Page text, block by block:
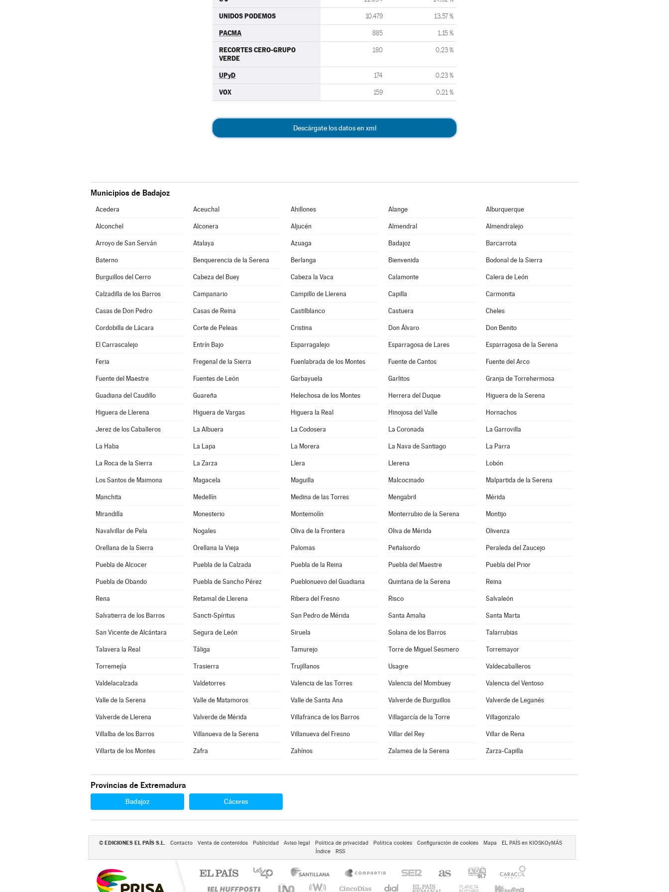
UNIDOS PODEMOS 10.479 13,57 %
PACMA 885 1,15 %
RECORTES CERO-GRUPO
VERDE
180 0,23 %
UPyD 174 0,23 %
VOX 159 0,21 %
Descárgate los datos en xml
Municipios de Badajoz
Acedera Aceuchal Ahillones Alange Alburquerque
Alconchel Alconera Aljucén Almendral Almendralejo
Arroyo de San Serván Atalaya Azuaga Badajoz Barcarrota
Baterno Benquerencia de la Serena Berlanga Bienvenida Bodonal de la Sierra
Burguillos del Cerro Cabeza del Buey Cabeza la Vaca Calamonte Calera de León
Calzadilla de los Barros Campanario Campillo de Llerena Capilla Carmonita
Casas de Don Pedro Casas de Reina Castilblanco Castuera Cheles
Cordobilla de Lácara Corte de Peleas Cristina Don Álvaro Don Benito
El Carrascalejo Entrín Bajo Esparragalejo Esparragosa de Lares Esparragosa de la Serena
Feria Fregenal de la Sierra Fuenlabrada de los Montes Fuente de Cantos Fuente del Arco
Fuente del Maestre Fuentes de León Garbayuela Garlitos Granja de Torrehermosa
Guadiana del Caudillo Guareña Helechosa de los Montes Herrera del Duque Higuera de la Serena
Higuera de Llerena Higuera de Vargas Higuera la Real Hinojosa del Valle Hornachos
Jerez de los Caballeros La Albuera La Codosera La Coronada La Garrovilla
La Haba La Lapa La Morera La Nava de Santiago La Parra
La Roca de la Sierra La Zarza Llera Llerena Lobón
Los Santos de Maimona Magacela Maguilla Malcocinado Malpartida de la Serena
Manchita Medellín Medina de las Torres Mengabril Mérida
Mirandilla Monesterio Montemolín Monterrubio de la Serena Montijo
Navalvillar de Pela Nogales Oliva de la Frontera Oliva de Mérida Olivenza
Orellana de la Sierra Orellana la Vieja Palomas Peñalsordo Peraleda del Zaucejo
Puebla de Alcocer Puebla de la Calzada Puebla de la Reina Puebla del Maestre Puebla del Prior
Puebla de Obando Puebla de Sancho Pérez Pueblonuevo del Guadiana Quintana de la Serena Reina
Rena Retamal de Llerena Ribera del Fresno Risco Salvaleón
Salvatierra de los Barros Sancti-Spíritus San Pedro de Mérida Santa Amalia Santa Marta
San Vicente de Alcántara Segura de León Siruela Solana de los Barros Talarrubias
Talavera la Real Táliga Tamurejo Torre de Miguel Sesmero Torremayor
Torremejía Trasierra Trujillanos Usagre Valdecaballeros
Valdelacalzada Valdetorres Valencia de las Torres Valencia del Mombuey Valencia del Ventoso
Valle de la Serena Valle de Matamoros Valle de Santa Ana Valverde de Burguillos Valverde de Leganés
Valverde de Llerena Valverde de Mérida Villafranca de los Barros Villagarcía de la Torre Villagonzalo
Villalba de los Barros Villanueva de la Serena Villanueva del Fresno Villar del Rey Villar de Rena
Villarta de los Montes Zafra Zahínos Zalamea de la Serena Zarza-Capilla
Provincias de Extremadura
Badajoz Cáceres
© EDICIONES EL PAÍS S.L. Contacto Venta de contenidos Publicidad Aviso legal Política de privacidad Política cookies Configuración de cookies Mapa
EL PAÍS en KIOSKOyMÁS
Índice
RSS